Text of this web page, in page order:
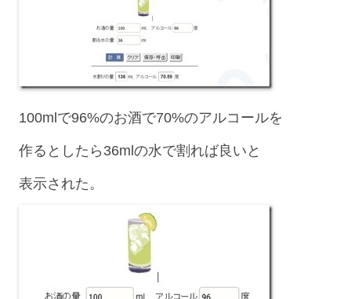
100mlで96%のお酒で70%のアルコールを
作るとしたら36mlの水で割れば良いと
表示された。